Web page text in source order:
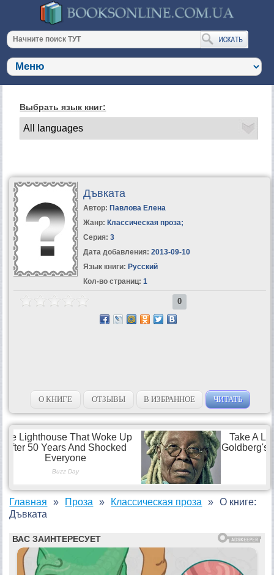
Выбрать язык книг:
Дъвката
Автор: Павлова Елена
Жанр: Классическая проза;
Серия: 3
Дата добавления: 2013-09-10
Язык книги: Русский
Кол-во страниц: 1
0
О КНИГЕ ОТЗЫВЫ В ИЗБРАННОЕ ЧИТАТЬ
Главная Проза Классическая проза
О книге:
Дъвката